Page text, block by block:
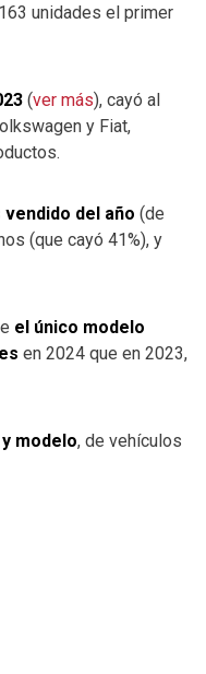
unidades el primer
(ver más), cayó al
y Fiat,
del año (de
(que cayó 41%), y
el único modelo
en 2024 que en 2023,
modelo, de vehículos